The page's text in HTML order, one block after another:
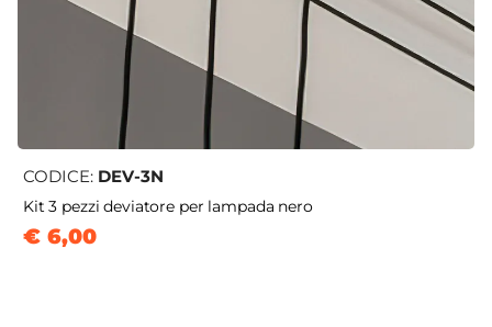
CODICE: DEV-3N
Kit 3 pezzi deviatore per lampada nero
€ 6,00